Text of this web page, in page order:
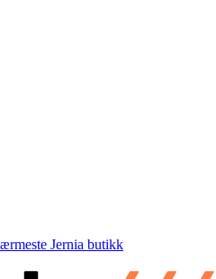
Jernia butikk